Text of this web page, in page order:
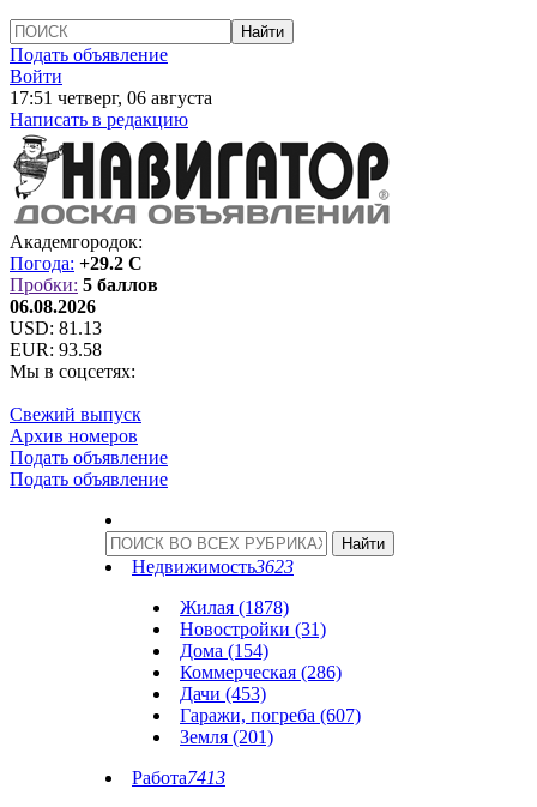
Подать объявление
Войти
17:51 четверг, 06 августа
Написать в редакцию
Академгородок:
Погода: +29.2 C
Пробки: 5 баллов
06.08.2026
USD: 81.13
EUR: 93.58
Мы в соцсетях:
Свежий выпуск
Архив номеров
Подать объявление
Подать объявление
Недвижимость3623
Жилая (1878)
Новостройки (31)
Дома (154)
Коммерческая (286)
Дачи (453)
Гаражи, погреба (607)
Земля (201)
Работа7413